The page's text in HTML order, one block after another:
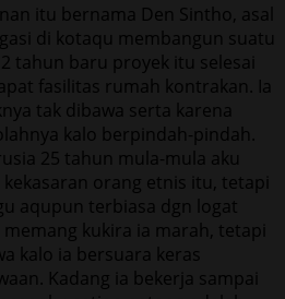
itu bernama Den Sintho, asal
di kotaqu membangun suatu
tahun baru proyek itu selesai
fasilitas rumah kontrakan. Ia
tak dibawa serta karena
kalo berpindah-pindah.
25 tahun mula-mula aku
orang etnis itu, tetapi
aqupun terbiasa dgn logat
kukira ia marah, tetapi
kalo ia bersuara keras
Kadang ia bekerja sampai